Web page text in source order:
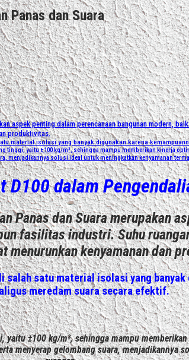
Panas dan Suara
aspek penting dalam perencanaan bangunan modern,
produktivitas.
material isolasi yang banyak digunakan karena
tinggi, yaitu ±100 kg/m³, sehingga mampu memberikan kinerja
menjadikannya solusi ideal untuk meningkatkan kenyamanan
dalam
Panas dan Suara merupakan
fasilitas industri. Suhu
menurunkan kenyamanan dan
salah satu material isolasi yang
meredam suara secara efektif.
±100 kg/m³, sehingga mampu
menyerap gelombang suara, menjadikannya